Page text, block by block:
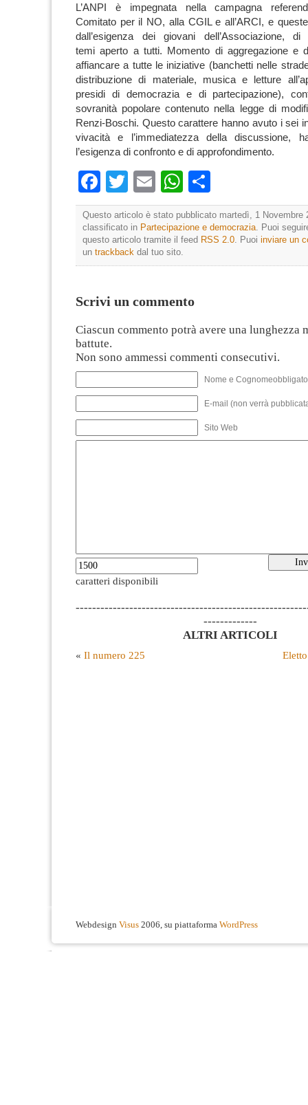
L’ANPI è impegnata nella campagna
Comitato per il NO, alla CGIL e all’ARCI, e
dall’esigenza dei giovani dell’Associazione,
temi aperto a tutti. Momento di aggregazione e
affiancare a tutte le iniziative (banchetti nelle
distribuzione di materiale, musica e letture
presidi di democrazia e di partecipazione),
sovranità popolare contenuto nella legge di
Renzi-Boschi. Questo carattere hanno avuto i sei
vivacità e l’immediatezza della discussione,
l’esigenza di confronto e di approfondimento.
Facebook
TwitterEmailWhatsApp
Questo articolo è stato pubblicato martedì, 1 Novembre
classificato in Partecipazione e democrazia. Puoi
questo articolo tramite il feed RSS 2.0. Puoi inviare un
un trackback dal tuo sito.
Scrivi un commento
Ciascun commento potrà avere una lunghezza
battute.
Non sono ammessi commenti consecutivi.
Nome e
E-mail (non verrà
Sito Web
caratteri disponibili
-------------
ALTRI ARTICOLI
« Il numero 225
Webdesign Visus 2006, su piattaforma WordPress